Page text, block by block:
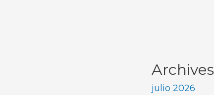
Archives
julio 2026